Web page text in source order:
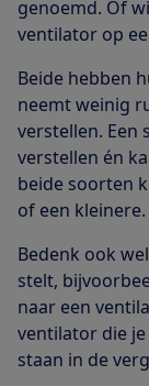
genoemd. Of
ventilator op
Beide hebben
neemt weinig
verstellen.
verstellen én
beide soorten
of een kleinere.
Bedenk ook
stelt,
naar een
ventilator die
staan in de